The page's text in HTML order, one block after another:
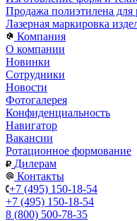
Продажа полиэтилена
Лазерная маркировка
Компания
О компании
Новинки
Сотрудники
Новости
Фотогалерея
Конфиденциальность
Навигатор
Вакансии
Ротационное формование
Дилерам
Контакты
+7 (495) 150-18-54
+7 (495) 150-18-54
8 (800) 500-78-35